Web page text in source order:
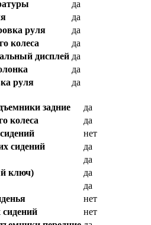
да
да
руля
да
колеса
да
дисплей да
да
руля
да
задние
да
колеса
да
нет
сидений
да
да
ключ)
да
да
нет
сидений
нет